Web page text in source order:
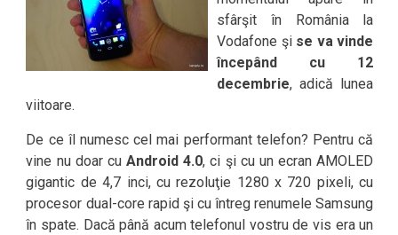
sfârşit în România la
Vodafone şi se va vinde
începând cu 12
decembrie, adică lunea
viitoare.
De ce îl numesc cel mai performant telefon? Pentru că
vine nu doar cuAndroid 4.0, ci şi cu un ecran AMOLED
gigantic de 4,7 inci, cu rezoluţie 1280 x 720 pixeli, cu
procesor dual-core rapid şi cu întreg renumele Samsung
în spate. Dacă până acum telefonul vostru de vis era un